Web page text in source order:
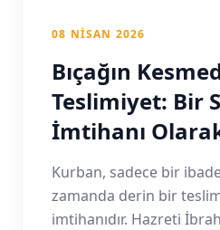
08 NISAN 2026
Bıçağın
Teslimiyet: Bir
İmtihanı
Kurban, sadece bir
zamanda derin bir
imtihanıdır. Hazreti